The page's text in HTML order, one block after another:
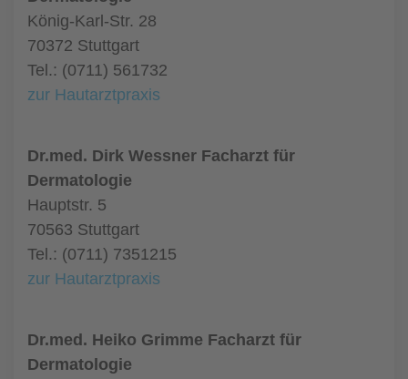
König-Karl-Str. 28
70372 Stuttgart
Tel.: (0711) 561732
zur Hautarztpraxis
Dr.med. Dirk Wessner Facharzt für
Dermatologie
Hauptstr. 5
70563 Stuttgart
Tel.: (0711) 7351215
zur Hautarztpraxis
Dr.med. Heiko Grimme Facharzt für
Dermatologie